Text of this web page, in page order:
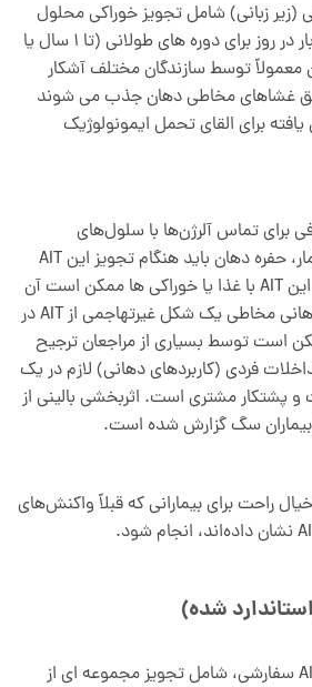
(زیر زبانی) شامل تجویز خوراکی محلول
آلرژن در گلیسیرین 1 تا 2 بار در روز برای دوره های طولانی (تا 1 سال یا
توسط سازندگان مختلف آشکار
غشاهای مخاطی دهان جذب می شوند
برای القای تحمل ایمونولوژیک
برای تماس آلرژن‌ها با سلول‌های
ایمونولوژیک در مخاط بیمار، حفره دهان باید هنگام تجویز این AIT
خالی باشد. مخلوط کردن این AIT با غذا یا خوراکی ها ممکن است آن
را بی اثر کند. اگرچه AIT دهانی مخاطی یک شکل غیرتهاجمی از AIT در
است توسط بسیاری از مراجعان ترجیح
فردی (کاربردهای دهانی) لازم در یک
پشتکار مشتری است. اثربخشی بالینی از
راحت برای بیمارانی که قبلاً واکنش‌های
AIT استاندارد، بر خلاف AIT سفارشی، شامل تجویز مجموعه ای از